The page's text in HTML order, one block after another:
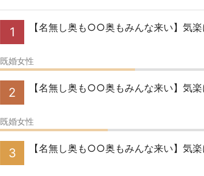
1 【名無し奥も○○奥もみんな来い】気
既婚女性
2 【名無し奥も○○奥もみんな来い】気
既婚女性
3 【名無し奥も○○奥もみんな来い】気